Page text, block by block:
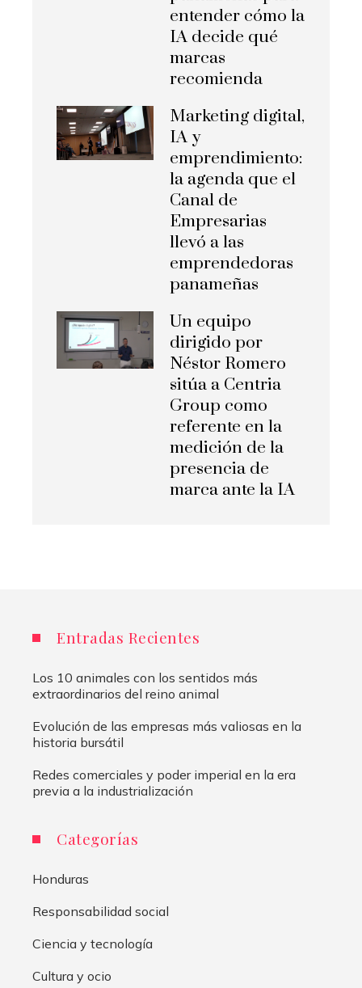
entender cómo la
IA decide qué
marcas
recomienda
Marketing digital,
IA y
emprendimiento:
la agenda que el
Canal de
Empresarias
llevó a las
emprendedoras
panameñas
Un equipo
dirigido por
Néstor Romero
sitúa a Centria
Group como
referente en la
medición de la
presencia de
marca ante la IA
Entradas Recientes
Los 10 animales con los sentidos más
extraordinarios del reino animal
Evolución de las empresas más valiosas en la
historia bursátil
Redes comerciales y poder imperial en la era
previa a la industrialización
Categorías
Honduras
Responsabilidad social
Ciencia y tecnología
Cultura y ocio